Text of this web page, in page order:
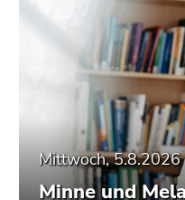
Mittwoch, 5.8.2026
Minne und